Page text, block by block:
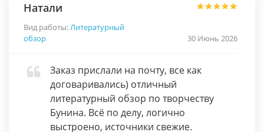
Натали
Вид работы:Литературный
обзор
30 Июнь 2026
Заказ прислали на почту, все как
договаривались) отличный
литературный обзор по творчеству
Бунина. Всё по делу, логично
выстроено, источники свежие.